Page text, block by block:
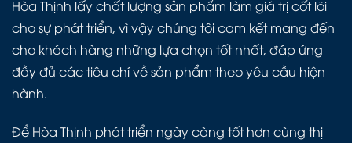
Hòa Thịnh lấy chất lượng sản phẩm làm giá trị cốt lõi
cho sự phát triển, vì vậy chúng tôi cam kết mang đến
cho khách hàng những lựa chọn tốt nhất, đáp ứng
đầy đủ các tiêu chí về sản phẩm theo yêu cầu hiện
hành.
Để Hòa Thịnh phát triển ngày càng tốt hơn cùng thị